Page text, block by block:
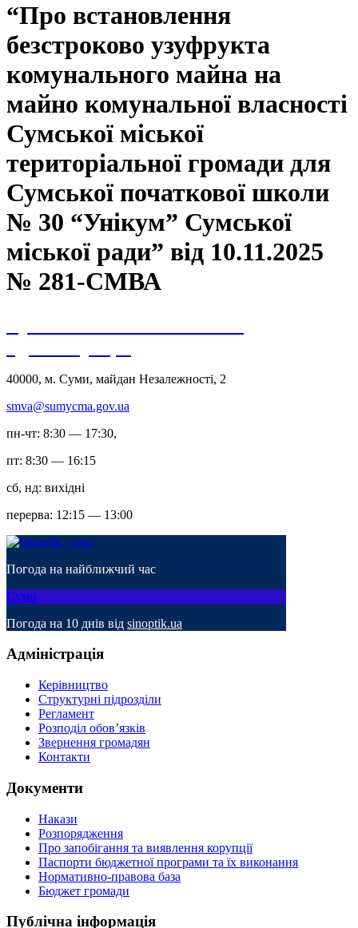
“Про встановлення
безстроково узуфрукта
комунального майна на
майно комунальної власності
Сумської міської
територіальної громади для
Сумської початкової школи
№ 30 “Унікум” Сумської
міської ради” від 10.11.2025
№ 281-СМВА
40000, м. Суми, майдан Незалежності, 2
smva@sumycma.gov.ua
пн-чт: 8:30 — 17:30,
пт: 8:30 — 16:15
сб, нд: вихідні
перерва: 12:15 — 13:00
Погода на найближчий час
Суми
Погода на 10 днів від sinoptik.ua
Адміністрація
Керівництво
Структурні підрозділи
Регламент
Розподіл обов’язків
Звернення громадян
Контакти
Документи
Накази
Розпорядження
Про запобігання та виявлення корупції
Паспорти бюджетної програми та їх виконання
Нормативно-правова база
Бюджет громади
Публічна інформація